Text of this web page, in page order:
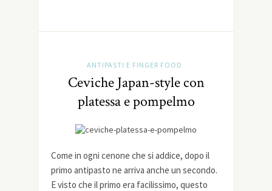
ANTIPASTI E FINGER FOOD
Ceviche Japan-style con
platessa e pompelmo
Come in ogni cenone che si addice, dopo il
primo antipasto ne arriva anche un secondo.
E visto che il primo era facilissimo, questo